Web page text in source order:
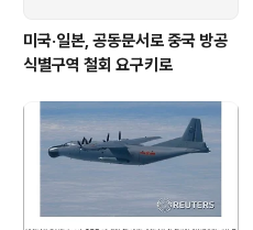
미국·일본, 공동문서로 중국 방공